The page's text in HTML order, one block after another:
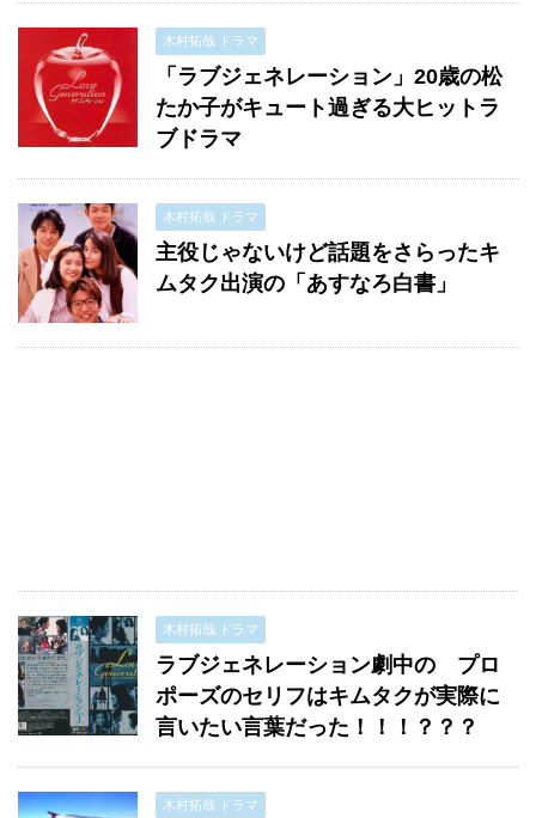
木村拓哉 ドラマ
「ラブジェネレーション」20歳の松
たか子がキュート過ぎる大ヒットラ
ブドラマ
木村拓哉 ドラマ
主役じゃないけど話題をさらったキ
ムタク出演の「あすなろ白書」
木村拓哉 ドラマ
ラブジェネレーション劇中の プロ
ポーズのセリフはキムタクが実際に
言いたい言葉だった！！！？？？
木村拓哉 ドラマ